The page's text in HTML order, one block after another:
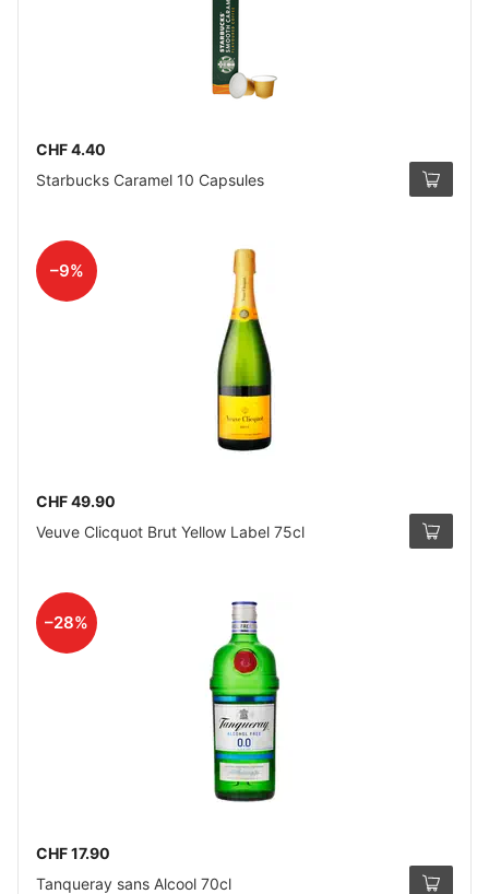
CHF 4.40
Starbucks Caramel 10 Capsules
–9%
CHF 49.90
Veuve Clicquot Brut Yellow Label 75cl
–28%
CHF 17.90
Tanqueray sans Alcool 70cl